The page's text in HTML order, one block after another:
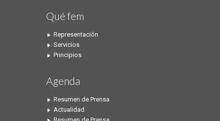
Qué fem
Representación
Servicios
Principios
Agenda
Resumen de Prensa
Actualidad